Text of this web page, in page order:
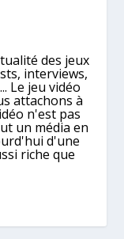
des jeux
interviews,
Le jeu vidéo
attachons à
n'est pas
un média en
d'une
riche que